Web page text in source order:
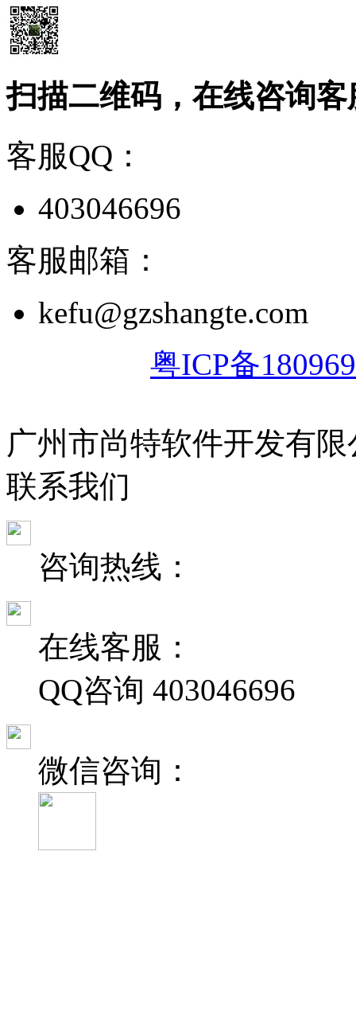
扫描二维码，在线咨询客
客服QQ：
403046696
客服邮箱：
kefu@gzshangte.com
粤ICP备
广州市尚特软件开发有限
联系我们
咨询热线：
在线客服：
QQ咨询 403046696
微信咨询：